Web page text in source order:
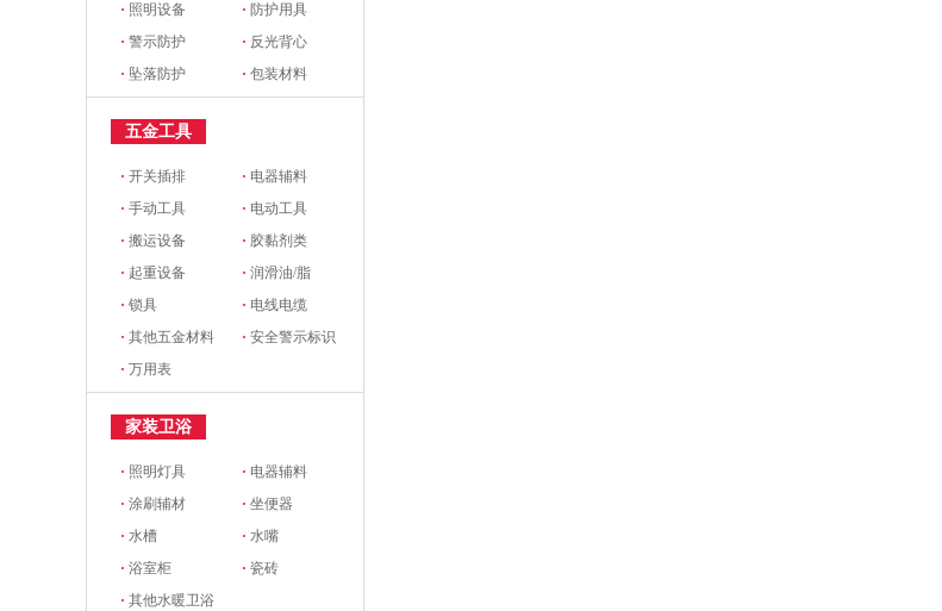
· 照明设备 · 防护用具
·警示防护 · 反光背心
· 坠落防护 ·包装材料
五金工具
·开关插排 · 电器辅料
·手动工具 · 电动工具
·搬运设备 · 胶黏剂类
· 起重设备 ·润滑油/脂
·锁具 · 电线电缆
·其他五金材料 ·安全警示标识
·万用表
家装卫浴
· 照明灯具 · 电器辅料
·涂刷辅材 ·坐便器
·水槽 ·水嘴
·浴室柜 ·瓷砖
·其他水暖卫浴